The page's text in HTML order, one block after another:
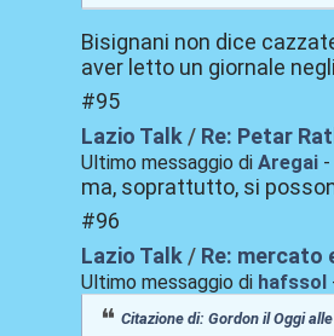
Bisignani non dice
aver letto un giornale
#95
Lazio Talk / Re: Petar
Ultimo messaggio diAregai -
ma, soprattutto, si
#96
Lazio Talk / Re: mercato
Ultimo messaggio di hafssol
Citazione di: Gordon ilOggialle